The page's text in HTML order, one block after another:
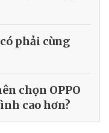
phải cùng
chọn OPPO
cao hơn?